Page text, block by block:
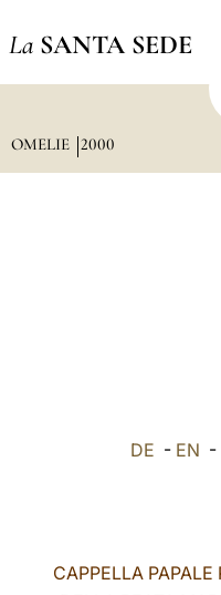
La SANTA SEDE
OMELIE 2000
DE - EN -
CAPPELLA